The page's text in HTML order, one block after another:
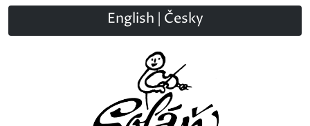
English Česky